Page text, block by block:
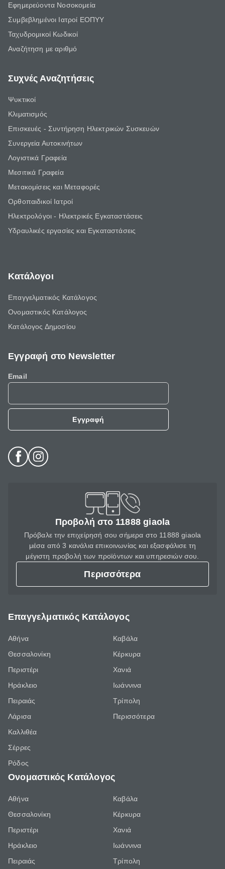
Εφημερεύοντα Νοσοκομεία
Συμβεβλημένοι Ιατροί ΕΟΠΥΥ
Ταχυδρομικοί Κωδικοί
Αναζήτηση με αριθμό
Συχνές Αναζητήσεις
Ψυκτικοί
Κλιματισμός
Επισκευές - Συντήρηση Ηλεκτρικών Συσκευών
Συνεργεία Αυτοκινήτων
Λογιστικά Γραφεία
Μεσιτικά Γραφεία
Μετακομίσεις και Μεταφορές
Ορθοπαιδικοί Ιατροί
Ηλεκτρολόγοι - Ηλεκτρικές Εγκαταστάσεις
Υδραυλικές εργασίες και Εγκαταστάσεις
Κατάλογοι
Επαγγελματικός Κατάλογος
Ονομαστικός Κατάλογος
Κατάλογος Δημοσίου
Εγγραφή στο Newsletter
Email
Εγγραφή
Προβολή στο 11888 giaola
Πρόβαλε την επιχείρησή σου σήμερα στο 11888 giaola
μέσα από 3 κανάλια επικοινωνίας και εξασφάλισε τη
μέγιστη προβολή των προϊόντων και υπηρεσιών σου.
Περισσότερα
Επαγγελματικός Κατάλογος
Αθήνα
Θεσσαλονίκη
Περιστέρι
Ηράκλειο
Πειραιάς
Λάρισα
Καλλιθέα
Σέρρες
Ρόδος
Καβάλα
Κέρκυρα
Χανιά
Ιωάννινα
Τρίπολη
Περισσότερα
Ονομαστικός Κατάλογος
Αθήνα
Θεσσαλονίκη
Περιστέρι
Ηράκλειο
Πειραιάς
Καβάλα
Κέρκυρα
Χανιά
Ιωάννινα
Τρίπολη